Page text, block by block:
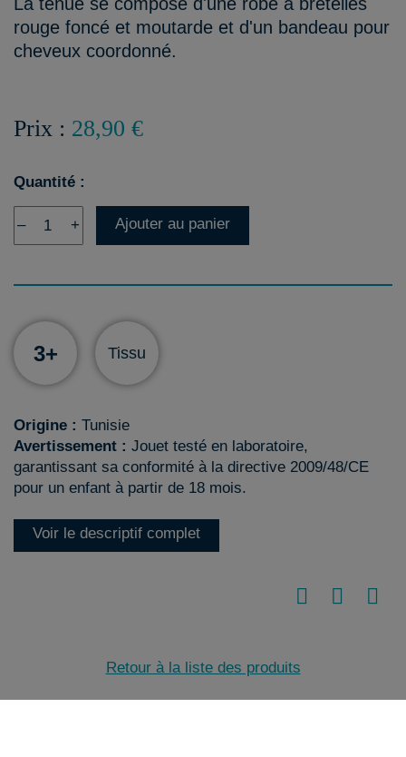
rouge foncé et moutarde et d'un bandeau pour
cheveux coordonné.
Prix : 28,90 €
Quantité :
– + Ajouter au panier
3+ Tissu
Origine : Tunisie
Avertissement : Jouet testé en laboratoire,
garantissant sa conformité à la directive 2009/48/CE
pour un enfant à partir de 18 mois.
Voir le descriptif complet
Retour à la liste des produits